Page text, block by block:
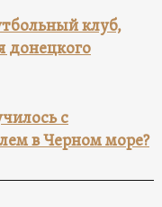
клуб,
донецкого
с
в Черном море?